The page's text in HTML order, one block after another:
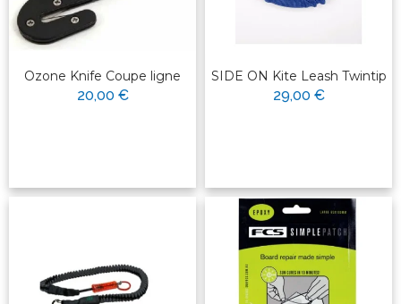
Ozone Knife Coupe ligne
20,00 €
SIDE ON Kite Leash Twintip
29,00 €